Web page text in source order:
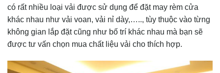
có rất nhiều loại vải được sử dụng để đặt may rèm cửa
khác nhau như vải voan, vải nỉ dày,….., tùy thuộc vào từng
không gian lắp đặt cũng như bố trí khác nhau mà bạn sẽ
được tư vấn chọn mua chất liệu vải cho thích hợp.